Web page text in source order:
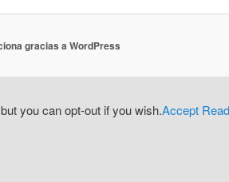
gracias a WordPress
you can opt-out if you wish.Accept